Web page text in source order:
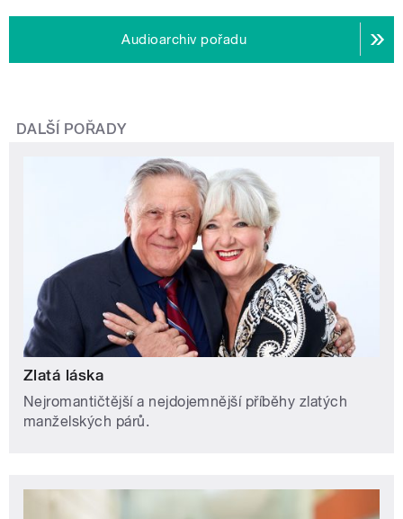
Audioarchiv pořadu
DALŠÍ POŘADY
Zlatá láska
Nejromantičtější a nejdojemnější příběhy zlatých
manželských párů.